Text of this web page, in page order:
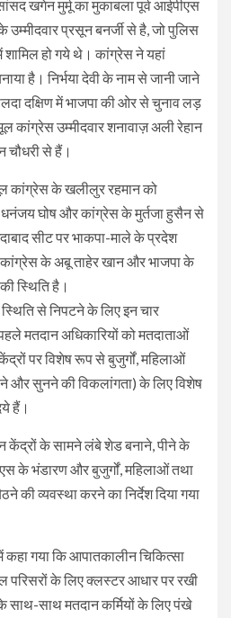
खगेन मुर्मू का मुकाबला पूर्व आईपीएस
प्रसून बनर्जी से है, जो पुलिस
शामिल हो गये थे। कांग्रेस ने यहां
है। निर्भया देवी के नाम से जानी जाने
दक्षिण में भाजपा की ओर से चुनाव लड़
कांग्रेस उम्मीदवार शनावाज़ अली रेहान
चौधरी से हैं।
कांग्रेस के खलीलुर रहमान को
धनंजय घोष और कांग्रेस के मुर्तजा हुसैन से
सीट पर भाकपा-माले के प्रदेश
के अबू ताहेर खान और भाजपा के
स्थिति है।
से निपटने के लिए इन चार
मतदान अधिकारियों को मतदाताओं
पर विशेष रूप से बुजुर्गों, महिलाओं
और सुनने की विकलांगता) के लिए विशेष
हैं।
केंद्रों के सामने लंबे शेड बनाने, पीने के
के भंडारण और बुजुर्गों, महिलाओं तथा
की व्यवस्था करने का निर्देश दिया गया
गया कि आपातकालीन चिकित्सा
के लिए क्लस्टर आधार पर रखी
साथ-साथ मतदान कर्मियों के लिए पंखे